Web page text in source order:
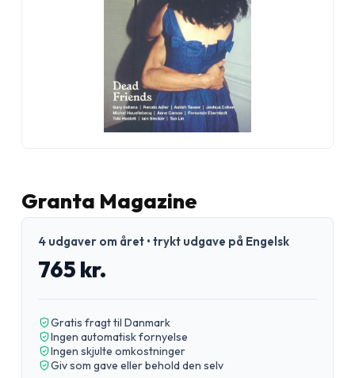
Granta Magazine
4 udgaver om året • trykt udgave på Engelsk
765 kr.
Gratis fragt til Danmark
Ingen automatisk fornyelse
Ingen skjulte omkostninger
Giv som gave eller behold den selv